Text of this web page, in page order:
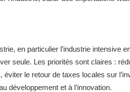
en particulier l’industrie intensive
seule. Les priorités sont claires :
éviter le retour de taxes locales sur
développement et à l’innovation.